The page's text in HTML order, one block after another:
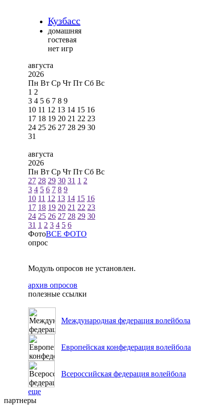
Кузбасс
домашняя
гостевая
нет игр
августа
2026
Пн Вт Ср Чт Пт Сб Вс
1 2
3 4 5 6 7 8 9
10 11 12 13 14 15 16
17 18 19 20 21 22 23
24 25 26 27 28 29 30
31
августа
2026
Пн Вт Ср Чт Пт Сб Вс
27 28 29 30 31 1 2
3 4 5 6 7 8 9
10 11 12 13 14 15 16
17 18 19 20 21 22 23
24 25 26 27 28 29 30
31 1 2 3 4 5 6
ФотоВСЕ ФОТО
опрос
Модуль опросов не установлен.
архив опросов
полезные ссылки
Международная федерация волейбола
Европейская конфедерация волейбола
Всероссийская федерация волейбола
еще
партнеры